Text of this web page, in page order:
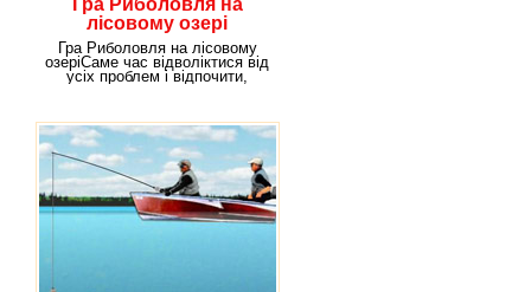
Гра Риболовля на
лісовому озері
Гра Риболовля на лісовому
озеріСаме час відволіктися від
усіх проблем і відпочити,